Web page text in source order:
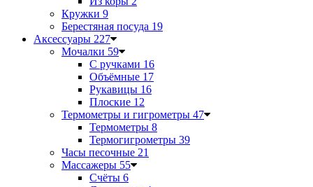
Кружки 9
Берестяная посуда 19
Аксессуары 227
Мочалки 59
С ручками 16
Объёмные 17
Рукавицы 16
Плоские 12
Термометры и гигрометры 47
Термометры 8
Термогигрометры 39
Часы песочные 21
Массажеры 55
Счёты 6